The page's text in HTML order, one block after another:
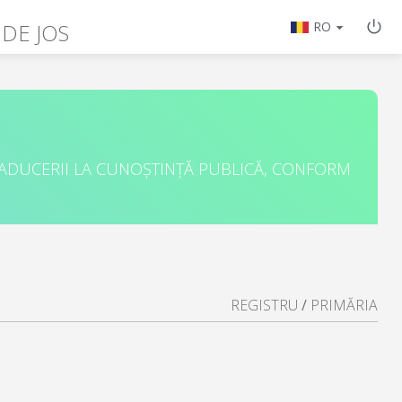
JOS RO
LA CUNOȘTINȚĂ PUBLICĂ, CONFORM
REGISTRU / PRIMĂRIA